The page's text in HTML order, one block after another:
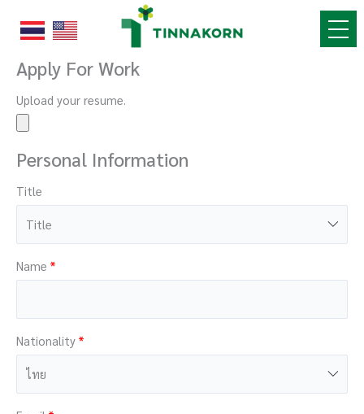
Apply For Work
Upload your resume.
Personal Information
Title
Name
Nationality